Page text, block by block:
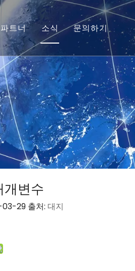
팁
파트너 소식 문의하기
신병 모집
변수
29 출처: 대지